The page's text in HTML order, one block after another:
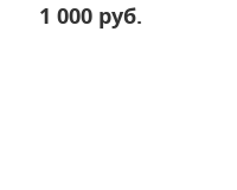
1 000 руб.